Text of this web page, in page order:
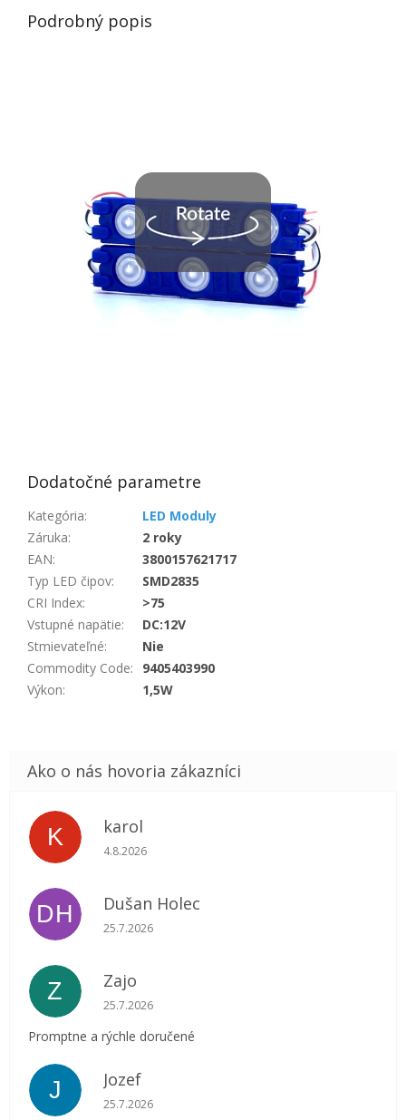
Podrobný popis
Dodatočné parametre
Kategória:
LED Moduly
Záruka:
2 roky
EAN:
3800157621717
Typ LED čipov:
SMD2835
CRI Index:
>75
Vstupné napätie:
DC:12V
Stmievateľné:
Nie
Commodity Code:
9405403990
Výkon: 1,5W
K karol
Hodnotenie obchodu je 5 z 5 hviezdičiek.
4.8.2026
DH Dušan Holec
Hodnotenie obchodu je 5 z 5 hviezdičiek.
25.7.2026
Z Zajo
Hodnotenie obchodu je 5 z 5 hviezdičiek.
25.7.2026
Promptne a rýchle doručené
J Jozef
Hodnotenie obchodu je 5 z 5 hviezdičiek.
25.7.2026